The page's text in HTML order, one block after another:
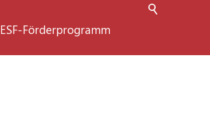
ESF-Förderprogramm